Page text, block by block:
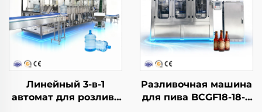
Линейный 3-в-1
автомат для розлива
Разливочная машина
для пива BCGF18-18-6